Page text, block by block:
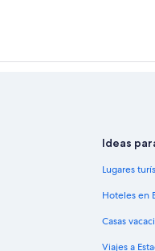
Ideas
Lugares
Hoteles en
Casas
Viajes a